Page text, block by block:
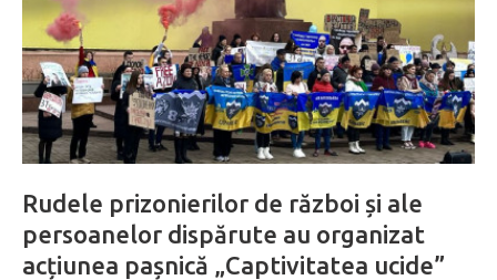
Rudele prizonierilor de război și ale
persoanelor dispărute au organizat
acțiunea pașnică „Captivitatea ucide”